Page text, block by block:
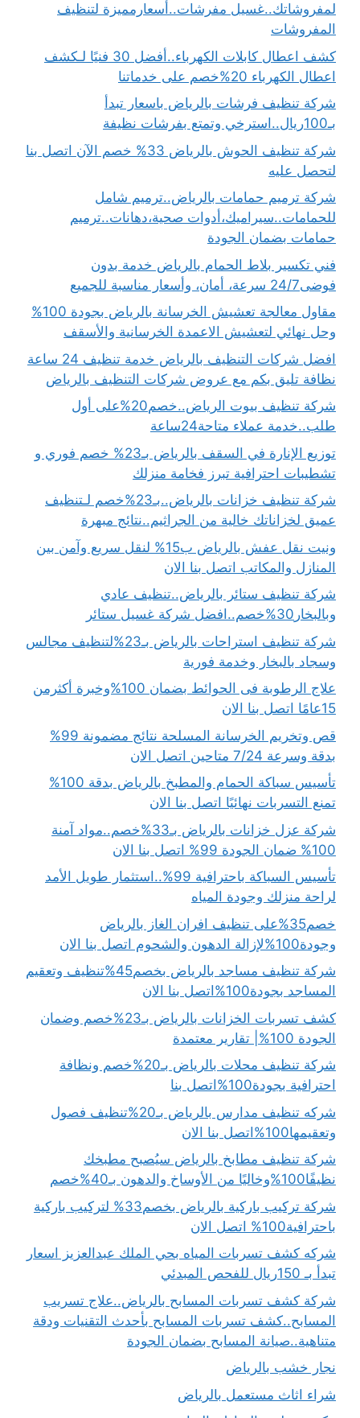
لمفروشاتك..غسيل مفرشات..أسعارمميزة لتنظيف
المفروشات
كشف اعطال كابلات الكهرباء..أفضل 30 فنيًا لـكشف
اعطال الكهرباء 20%خصم على خدماتنا
شركة تنظيف فرشات بالرياض باسعار تبدأ
بـ100ريال..استرخي وتمتع بفرشات نظيفة
شركة تنظيف الحوش بالرياض 33% خصم الآن اتصل بنا
لتحصل عليه
شركة ترميم حمامات بالرياض..ترميم شامل
للحمامات..سيراميك،أدوات صحية،دهانات..ترميم
حمامات بضمان الجودة
فني تكسير بلاط الحمام بالرياض خدمة بدون
فوضى24/7 سرعة، أمان، وأسعار مناسبة للجميع
مقاول معالجة تعشيش الخرسانة بالرياض بجودة 100%
وحل نهائي لتعشيش الاعمدة الخرسانية والأسقف
افضل شركات التنظيف بالرياض خدمة تنظيف 24 ساعة
نظافة تليق بكم مع عروض شركات التنظيف بالرياض
شركة تنظيف بيوت الرياض..خصم20%على أول
طلب..خدمة عملاء متاحة24ساعة
توزيع الإنارة في السقف بالرياض بـ23% خصم فوري و
تشطيبات احترافية تبرز فخامة منزلك
شركة تنظيف خزانات بالرياض..بـ23%خصم لـتنظيف
عميق لخزاناتك خالية من الجراثيم..نتائج مبهرة
ونيت نقل عفش بالرياض ب15% لنقل سريع وآمن بين
المنازل والمكاتب اتصل بنا الان
شركة تنظيف ستائر بالرياض..تنظيف عادي
وبالبخار30%خصم..افضل شركة غسيل ستائر
شركة تنظيف استراحات بالرياض بـ23%لتنظيف مجالس
وسجاد بالبخار وخدمة فورية
علاج الرطوبة فى الحوائط بضمان 100%وخبرة أكثرمن
15عامًا اتصل بنا الان
قص وتخريم الخرسانة المسلحة نتائج مضمونة 99%
بدقة وسرعة 7/24 متاحين اتصل الان
تأسيس سباكة الحمام والمطبخ بالرياض بدقة 100%
تمنع التسربات نهائيًا اتصل بنا الان
شركة عزل خزانات بالرياض بـ33%خصم..مواد آمنة
100% ضمان الجودة 99% اتصل بنا الان
تأسيس السباكة باحترافية 99%..استثمار طويل الأمد
لراحة منزلك وجودة المياه
خصم35%على تنظيف افران الغاز بالرياض
وجودة100%لإزالة الدهون والشحوم اتصل بنا الان
شركة تنظيف مساجد بالرياض بخصم45%تنظيف وتعقيم
المساجد بجودة100%اتصل بنا الان
كشف تسربات الخزانات بالرياض بـ23%خصم وضمان
الجودة 100%| تقارير معتمدة
شركة تنظيف محلات بالرياض بـ20%خصم ونظافة
احترافية بجودة100%اتصل بنا
شركه تنظيف مدارس بالرياض بـ20%تنظيف فصول
وتعقيمها100%اتصل بنا الان
شركة تنظيف مطابخ بالرياض سيُصبح مطبخك
نظيفًا100%وخاليًا من الأوساخ والدهون بـ40%خصم
شركة تركيب باركية بالرياض بخصم33% لتركيب باركية
باحترافية100% اتصل الان
شركه كشف تسربات المياه بحي الملك عبدالعزيز اسعار
تبدأ بـ 150ريال للفحص المبدئي
شركة كشف تسربات المسابح بالرياض..علاج تسريب
المسابح..كشف تسربات المسابح بأحدث التقنيات ودقة
متناهية..صيانة المسابح بضمان الجودة
نجار خشب بالرياض
شراء اثاث مستعمل بالرياض